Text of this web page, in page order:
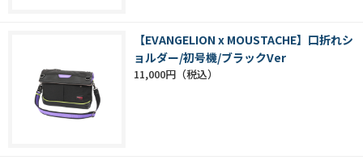
【EVANGELION x MOUSTACHE】口折れシ
ョルダー/初号機/ブラックVer
11,000円